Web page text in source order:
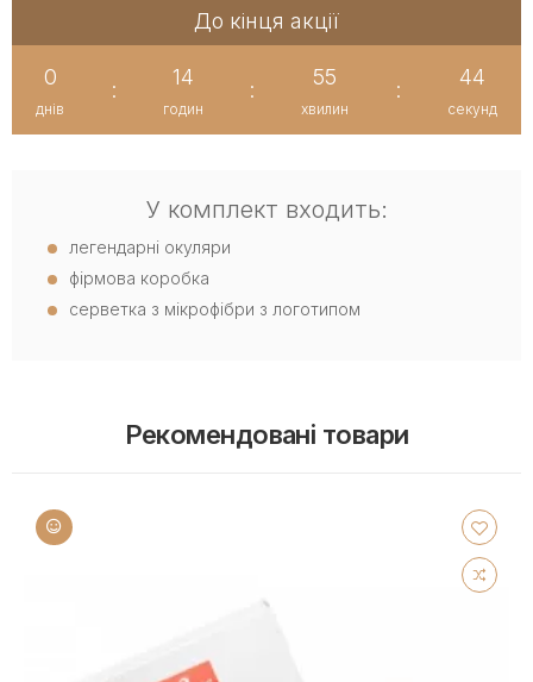
До кінця акції
0
днів
:
14
годин
:
55
хвилин
:
44
секунд
У комплект входить:
легендарні окуляри
фірмова коробка
серветка з мікрофібри з логотипом
Рекомендовані товари